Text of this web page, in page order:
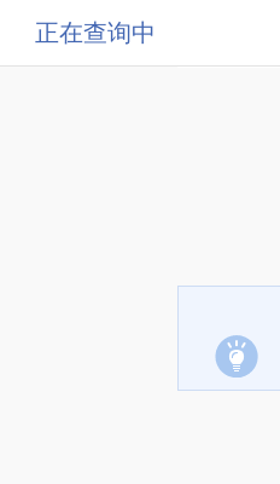
正在查询中